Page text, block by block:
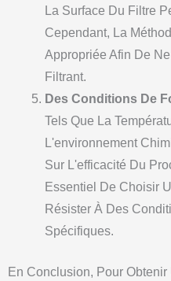
La Surface Du Filtre
Cependant, La
Appropriée Afin De
Filtrant.
Des Conditions De
Tels Que La
L'environnement
Sur L'efficacité Du
Essentiel De Choisir
Résister À Des
Spécifiques.
En Conclusion, Pour